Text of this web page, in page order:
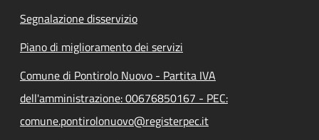
Segnalazione disservizio
Piano di miglioramento dei servizi
Comune di Pontirolo Nuovo - Partita IVA
dell'amministrazione: 00676850167 - PEC:
comune.pontirolonuovo@registerpec.it